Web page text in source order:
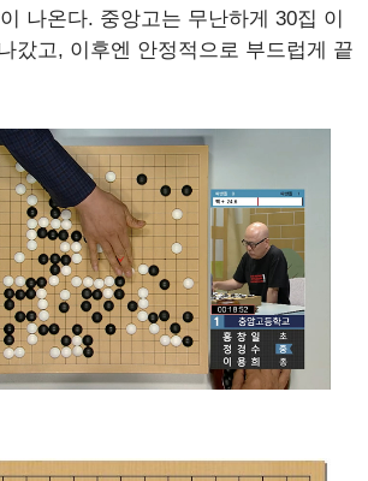
나온다. 중앙고는 무난하게 30집 이
갔고, 이후엔 안정적으로 부드럽게 끝